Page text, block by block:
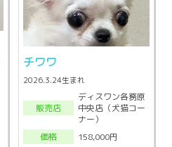
チワワ
2026.3.24生まれ
販売店
ディスワン各務原
中央店（犬猫コー
ナー）
価格
158,000円